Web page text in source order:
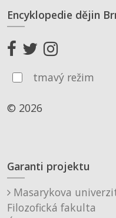
Encyklopedie dějin
tmavý režim
© 2026
Garanti projektu
Masarykova
Filozofická fakulta